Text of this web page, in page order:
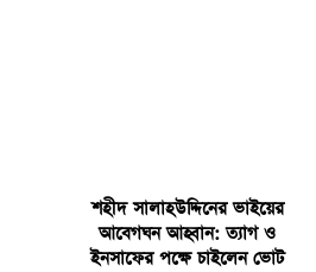
শহীদ সালাহউদ্দিনের ভাইয়ের
আবেগঘন আহ্বান: ত্যাগ ও
ইনসাফের পক্ষে চাইলেন ভোট